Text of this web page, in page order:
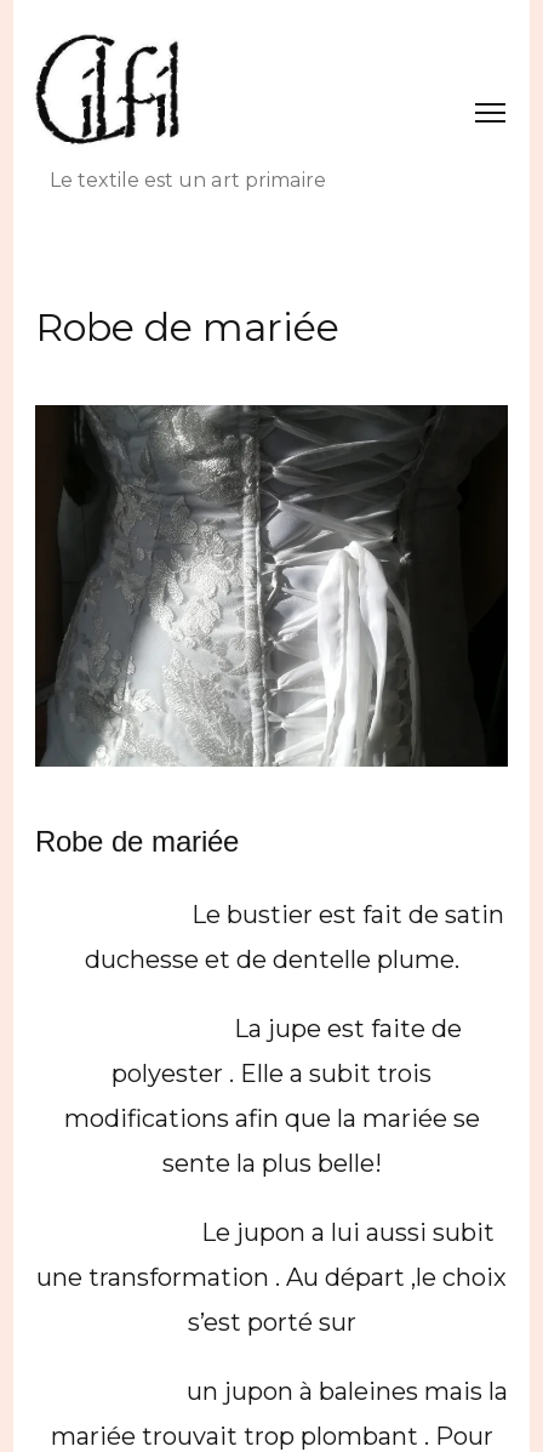
Le textile est un art primaire
Robe de mariée
Robe de mariée
Le bustier est fait de satin
duchesse et de dentelle plume.
La jupe est faite de
polyester . Elle a subit trois
modifications afin que la mariée se
sente la plus belle!
Le jupon a lui aussi subit
une transformation . Au départ ,le choix
s’est porté sur
un jupon à baleines mais la
mariée trouvait trop plombant . Pour